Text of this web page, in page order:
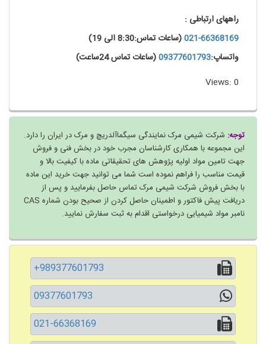
راههای ارتباطی :
021-66368169(ساعات تماس:8:30 الی 19)
واتساپ:09377601793(ساعات تماس 24ساعت)
Views: 0
توجه: شرکت شیمی مرک نمایندگی سیگماآلدریچ و مرک در ایران را دارد.
این مجموعه با همکاری کارشناسان مجرب خود در بخش فنی و فروش
جهت تامین مواد اولیه پژوهش های تحقیقاتی ماده با کیفیت بالا و
قیمت مناسب را فراهم نموده است شما می توانید جهت خرید این ماده
با بخش فروش شرکت شیمی مرک تماس حاصل بفرمایید و پس از
دریافت پیش فاکتور و اطمینان حاصل کردن از صحیح بودن شماره CAS
نامبر مواد شیمیایی درخواستی اقدام به ثبت سفارش نمایید.
+989377601793
09377601793
021-66368169